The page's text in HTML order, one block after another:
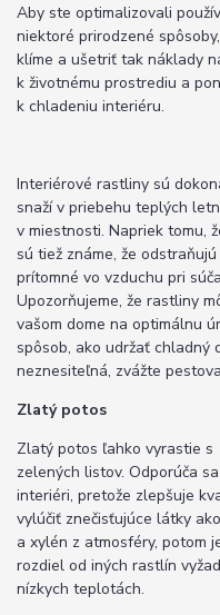
Aby ste optimalizovali
niektoré prirodzené
klíme a ušetriť tak náklady
k životnému prostrediu a
k chladeniu interiéru.
Interiérové ​​rastliny sú
snaží v priebehu teplých
v miestnosti. Napriek tomu,
sú tiež známe, že
prítomné vo vzduchu pri
Upozorňujeme, že rastliny
vašom dome na optimálnu
spôsob, ako udržať chladný
neznesiteľná, zvážte
Zlatý potos
Zlatý potos ľahko vyrastie
zelených listov. Odporúča
interiéri, pretože zlepšuje
vylúčiť znečisťujúce látky
a xylén z atmosféry, potom
rozdiel od iných rastlín
nízkych teplotách.